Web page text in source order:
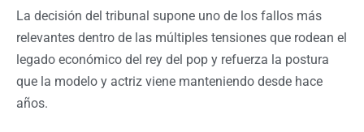
La decisión del tribunal supone uno de los fallos más
relevantes dentro de las múltiples tensiones que rodean el
legado económico del rey del pop y refuerza la postura
que la modelo y actriz viene manteniendo desde hace
años.